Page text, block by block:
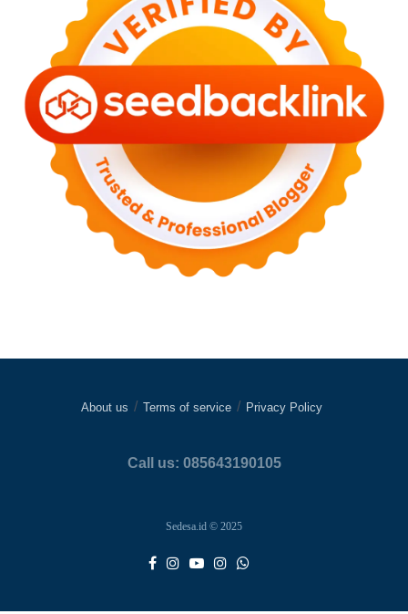
About us Terms of service Privacy Policy
Call us: 085643190105
Sedesa.id © 2025